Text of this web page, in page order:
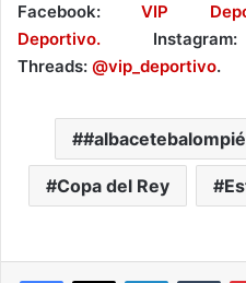
Facebook:VIP
Deportivo. Instagram:
Threads: @vip_deportivo.
#albacetebalompié
Copa del Rey